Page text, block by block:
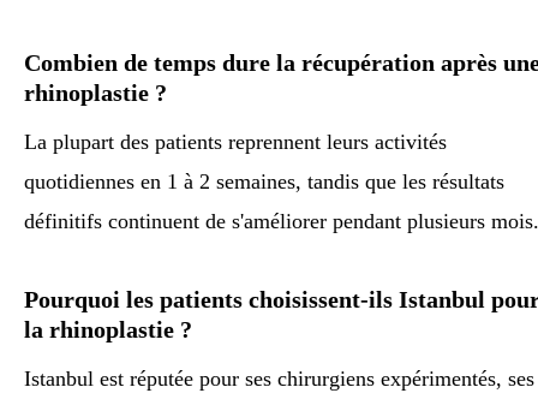
Combien de temps dure la récupération après
rhinoplastie ?
La plupart des patients reprennent leurs activités
quotidiennes en 1 à 2 semaines, tandis que les résultats
définitifs continuent de s'améliorer pendant plusieurs mois.
Pourquoi les patients choisissent-ils Istanbul
la rhinoplastie ?
Istanbul est réputée pour ses chirurgiens expérimentés, ses